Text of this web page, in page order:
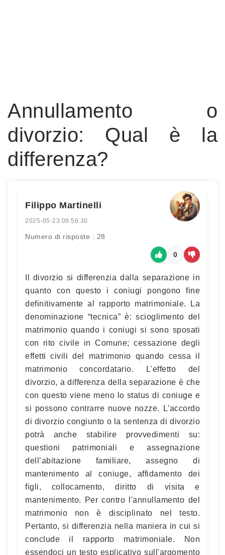
Annullamento o
divorzio: Qual è la
differenza?
Filippo Martinelli
2025-05-23 09:56:30
Numero di risposte : 28
0
Il divorzio si differenzia dalla separazione in
quanto con questo i coniugi pongono fine
definitivamente al rapporto matrimoniale. La
denominazione “tecnica” è: scioglimento del
matrimonio quando i coniugi si sono sposati
con rito civile in Comune; cessazione degli
effetti civili del matrimonio quando cessa il
matrimonio concordatario. L'effetto del
divorzio, a differenza della separazione è che
con questo viene meno lo status di coniuge e
si possono contrarre nuove nozze. L'accordo
di divorzio congiunto o la sentenza di divorzio
potrà anche stabilire provvedimenti su:
questioni patrimoniali e assegnazione
dell’abitazione familiare, assegno di
mantenimento al coniuge, affidamento dei
figli, collocamento, diritto di visita e
mantenimento. Per contro l'annullamento del
matrimonio non è disciplinato nel testo.
Pertanto, si differenzia nella maniera in cui si
conclude il rapporto matrimoniale. Non
essendoci un testo esplicativo sull'argomento